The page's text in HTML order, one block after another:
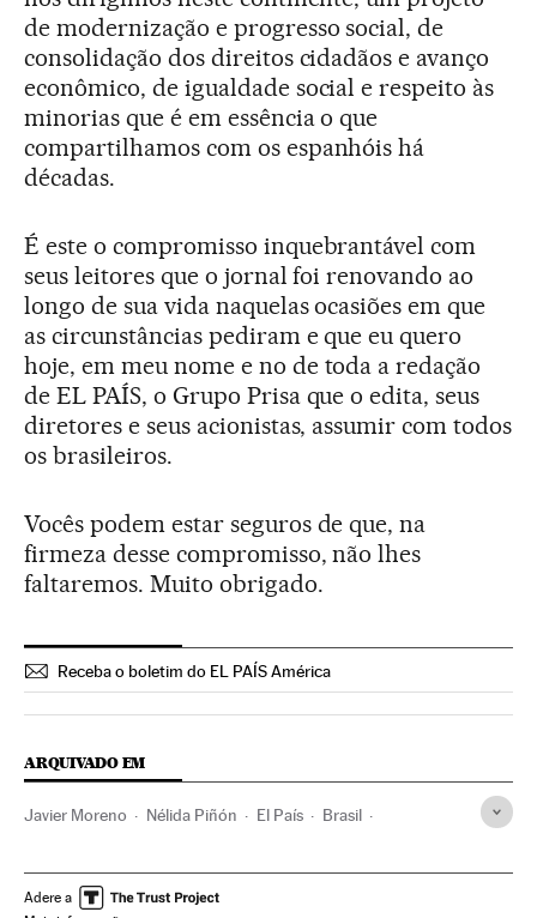
de modernização e progresso social, de
consolidação dos direitos cidadãos e avanço
econômico, de igualdade social e respeito às
minorias que é em essência o que
compartilhamos com os espanhóis há
décadas.
É este o compromisso inquebrantável com
seus leitores que o jornal foi renovando ao
longo de sua vida naquelas ocasiões em que
as circunstâncias pediram e que eu quero
hoje, em meu nome e no de toda a redação
de EL PAÍS, o Grupo Prisa que o edita, seus
diretores e seus acionistas, assumir com todos
os brasileiros.
Vocês podem estar seguros de que, na
firmeza desse compromisso, não lhes
faltaremos. Muito obrigado.
Receba o boletim do EL PAÍS América
ARQUIVADO EM
Javier Moreno Nélida Piñón El País Brasil
Imprensa Prisa Grupo comunicación
Adere a